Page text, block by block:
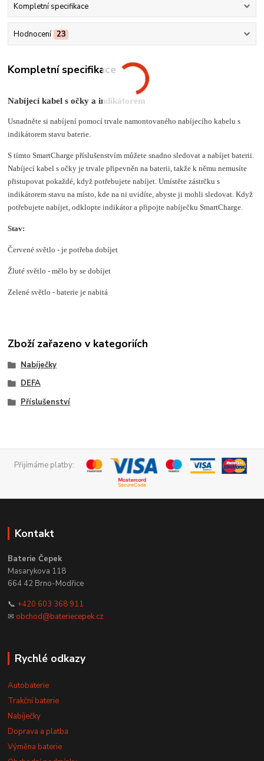
Kompletní specifikace
Hodnocení 23
Kompletní specifikace
Nabíjecí kabel s očky a indikátorem
Usnadněte si nabíjení pomocí trvale namontovaného nabíjecího kabelu s
indikátorem stavu baterie.
S tímto SmartCharge příslušenstvím můžete snadno sledovat a nabíjet baterii.
Nabíjecí kabel s očky je trvale připevněn na baterii, takže k němu nemusíte
přistupovat pokaždé, když potřebujete nabíjet. Umístěte zástrčku s
indikátorem stavu na místo, kde na ni uvidíte, abyste ji mohli sledovat. Když
potřebujete nabíjet, odklopte indikátor a připojte nabíječku SmartCharge.
Stav:
Červené světlo - je potřeba dobíjet
Žluté světlo - mělo by se dobíjet
Zelené světlo - baterie je nabitá
Zboží zařazeno v kategoriích
Nabíječky
DEFA
Příslušenství
Přijímáme platby:
Kontakt
Baterie Čepek
Masarykova 118
664 42 Brno-Modřice
📞 +420 603 368 911
✉ obchod@bateriecepek.cz
Rychlé odkazy
Autobaterie
Trakční baterie
Nabíječky
Doprava a platba
Výměna baterie